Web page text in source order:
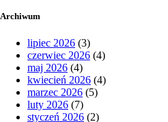
Archiwum
lipiec 2026 (3)
czerwiec 2026 (4)
maj 2026 (4)
kwiecień 2026 (4)
marzec 2026 (5)
luty 2026 (7)
styczeń 2026 (2)